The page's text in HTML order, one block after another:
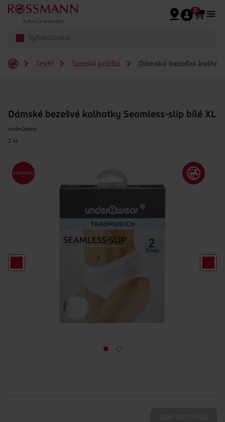
Přeskočit na hlavmní obsah
0
Textil Spodní prádlo Dámské bezešvé
Dámské bezešvé kalhotky Seamless-slip bílé XL
under2wear
2 ks